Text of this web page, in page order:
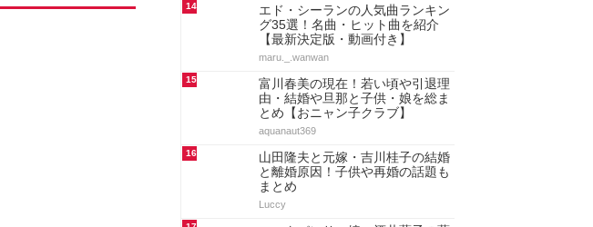
14
エド・シーランの人気曲ランキン
グ35選！名曲・ヒット曲を紹介
【最新決定版・動画付き】
maru._.wanwan
15
富川春美の現在！若い頃や引退理
由・結婚や旦那と子供・娘を総ま
とめ【おニャン子クラブ】
aquanaut369
16
山田隆夫と元嫁・吉川桂子の結婚
と離婚原因！子供や再婚の話題も
まとめ
Luccy